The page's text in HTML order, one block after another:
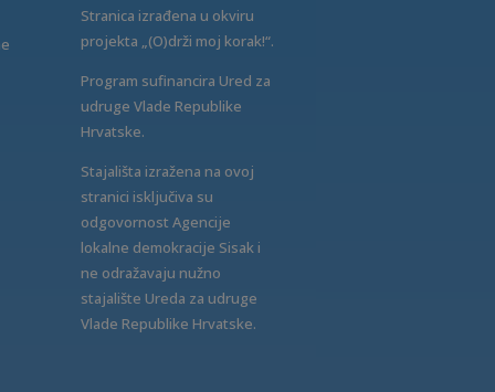
Stranica izrađena u okviru
projekta „(O)drži moj korak!“.
Program sufinancira Ured za
udruge Vlade Republike
Hrvatske.
Stajališta izražena na ovoj
stranici isključiva su
odgovornost Agencije
lokalne demokracije Sisak i
ne odražavaju nužno
stajalište Ureda za udruge
Vlade Republike Hrvatske.